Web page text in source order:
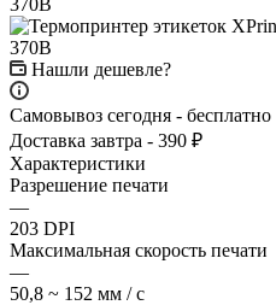
Нашли дешевле?
Самовывоз сегодня - бесплатно
Доставка завтра - 390 ₽
Характеристики
Разрешение печати
—
203 DPI
Максимальная скорость печати
—
50,8 ~ 152 мм / с